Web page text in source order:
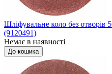
Шліфувальне коло без отворів
(9120491)
Немає в наявності
До кошика